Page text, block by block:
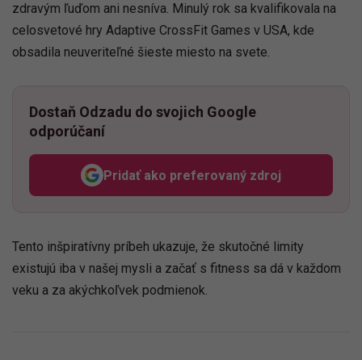
zdravým ľuďom ani nesníva. Minulý rok sa kvalifikovala na
celosvetové hry Adaptive CrossFit Games v USA, kde
obsadila neuveriteľné šieste miesto na svete.
Dostaň Odzadu do svojich Google
odporúčaní
Pridať ako preferovaný zdroj
Odzadu, odkaz sa otvorí v
Tento inšpiratívny príbeh ukazuje, že skutočné limity
existujú iba v našej mysli a začať s fitness sa dá v každom
veku a za akýchkoľvek podmienok.